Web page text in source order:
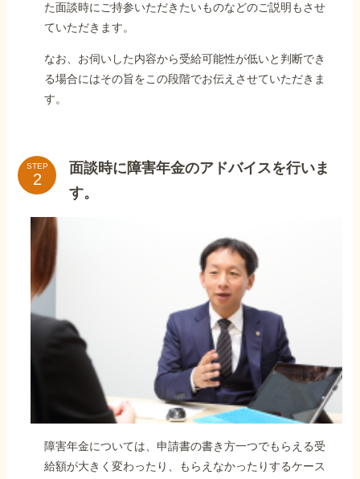
た面談時にご持参いただきたいものなどのご説明もさせ
ていただきます。
なお、お伺いした内容から受給可能性が低いと判断でき
る場合にはその旨をこの段階でお伝えさせていただきま
す。
STEP
面談時に障害年金のアドバイスを行いま
す。
障害年金については、申請書の書き方一つでもらえる受
給額が大きく変わったり、もらえなかったりするケース